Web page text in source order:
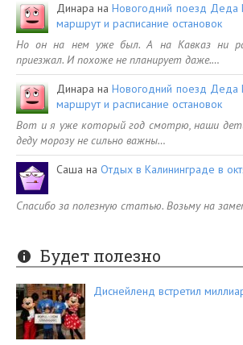
Динара наНовогодний поезд
маршрут и расписание остановок
Но он на нем уже был. А на Кавказ ни
приезжал. И похоже не планирует даже.…
Динара наНовогодний поезд
маршрут и расписание остановок
Вот и я уже который год смотрю, наши
деду морозу не сильно важны…
Саша на Отдых в Калининграде в
Спасибо за полезную статью. Возьму на
Будет полезно
Диснейленд встретил